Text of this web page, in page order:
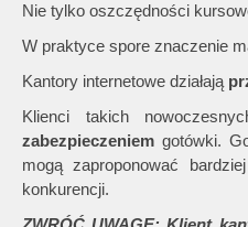
Nie tylko oszczędności
W praktyce spore znaczenie
Kantory internetowe działają
Klienci takich
zabezpieczeniem gotówki.
mogą zaproponować
konkurencji.